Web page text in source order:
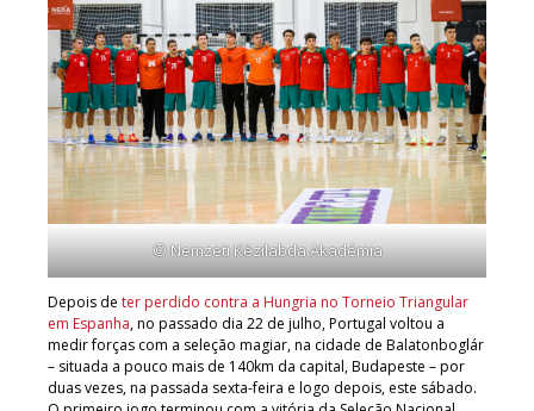
© Nemzeti Kézilabda Akadémia
Depois de ter perdido contra a Hungria no Torneio Triangular
em Espanha, no passado dia 22 de julho, Portugal voltou a
medir forças com a seleção magiar, na cidade de Balatonboglár
– situada a pouco mais de 140km da capital, Budapeste – por
duas vezes, na passada sexta-feira e logo depois, este sábado.